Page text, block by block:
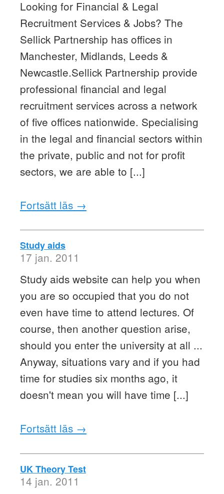
Looking for Financial & Legal
Recruitment Services & Jobs? The
Sellick Partnership has offices in
Manchester, Midlands, Leeds &
Newcastle.Sellick Partnership provide
professional financial and legal
recruitment services across a network
of five offices nationwide. Specialising
in the legal and financial sectors within
the private, public and not for profit
sectors, we are able to [...]
Fortsätt läs →
Study aids
17 jan. 2011
Study aids website can help you when
you are so occupied that you do not
even have time to attend lectures. Of
course, then another question arise,
should you enter the university at all ...
Anyway, situations vary and if you had
time for studies six months ago, it
doesn't mean you will have time [...]
Fortsätt läs →
UK Theory Test
14 jan. 2011